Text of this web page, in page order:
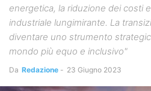
energetica, la riduzione dei costi
industriale lungimirante. La
diventare uno strumento
mondo più equo e inclusivo"
Da Redazione - 23 Giugno 2023